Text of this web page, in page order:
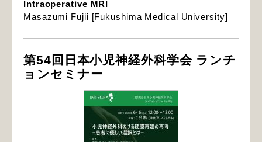
Intraoperative MRI
Masazumi Fujii [Fukushima Medical University]
第54回日本小児神経外科学会 ランチ
ョンセミナー